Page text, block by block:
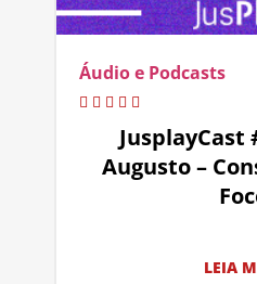
Áudio e Podcasts
JusplayCast
Augusto –
LEIA